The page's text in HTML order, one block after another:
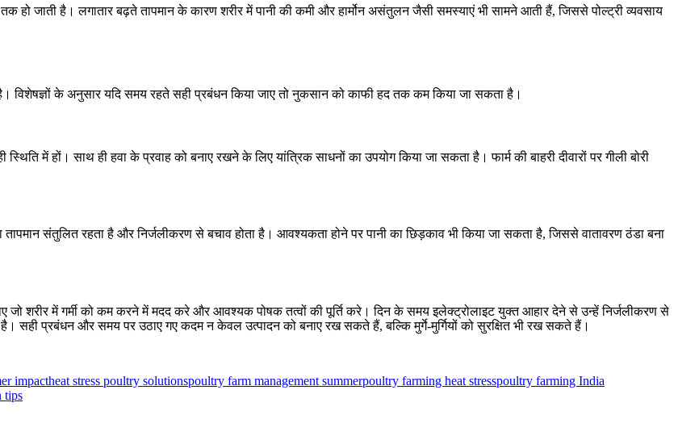
तक हो जाती है। लगातार बढ़ते तापमान के कारण शरीर में पानी की कमी और हार्मोन असंतुलन जैसी समस्याएं भी सामने आती हैं, जिससे पोल्ट्री व्यवसाय
के अनुसार यदि समय रहते सही प्रबंधन किया जाए तो नुकसान को काफी हद तक कम किया जा सकता है।
में हों। साथ ही हवा के प्रवाह को बनाए रखने के लिए यांत्रिक साधनों का उपयोग किया जा सकता है। फार्म की बाहरी दीवारों पर गीली बोरी
का तापमान संतुलित रहता है और निर्जलीकरण से बचाव होता है। आवश्यकता होने पर पानी का छिड़काव भी किया जा सकता है, जिससे वातावरण ठंडा बना
जाए जो शरीर में गर्मी को कम करने में मदद करे और आवश्यक पोषक तत्वों की पूर्ति करे। दिन के समय इलेक्ट्रोलाइट युक्त आहार देने से उन्हें निर्जलीकरण से
सही प्रबंधन और समय पर उठाए गए कदम न केवल उत्पादन को बनाए रख सकते हैं, बल्कि मुर्गे-मुर्गियों को सुरक्षित भी रख सकते हैं।
impactheat stress poultry solutionspoultry farm management summerpoultry farming heat stresspoultry farming India
tips